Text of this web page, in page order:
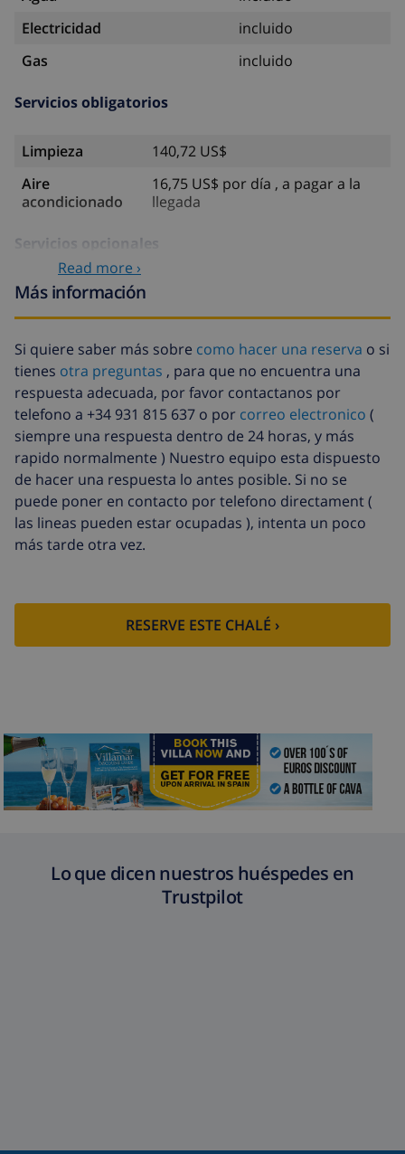
Electricidad
incluido
Gas
incluido
Servicios obligatorios
Limpieza
140,72 US$
Aire
acondicionado
16,75 US$ por día , a pagar a la
llegada
Servicios opcionales
Ropa de
17,59 US$ por persona
Toallas
8,80 US$ por persona
Cuna
4,19 US$ por día
Sábanas
extra
17,59 US$ por persona
Toallas extra
8,80 US$ por persona
Salida tardía
113,75 US$
Limpieza
extra
basado en consumo de energía
(52,77 US$/HOUR)
Read more ›
Más información
Si quiere saber más sobre como hacer una reserva o si
tienes otra preguntas , para que no encuentra una
respuesta adecuada, por favor contactanos por
telefono a +34 931 815 637 o por correo electronico (
siempre una respuesta dentro de 24 horas, y más
rapido normalmente ) Nuestro equipo esta dispuesto
de hacer una respuesta lo antes posible. Si no se
puede poner en contacto por telefono directament (
las lineas pueden estar ocupadas ), intenta un poco
más tarde otra vez.
RESERVE ESTE CHALÉ ›
Lo que dicen nuestros huéspedes en
Trustpilot